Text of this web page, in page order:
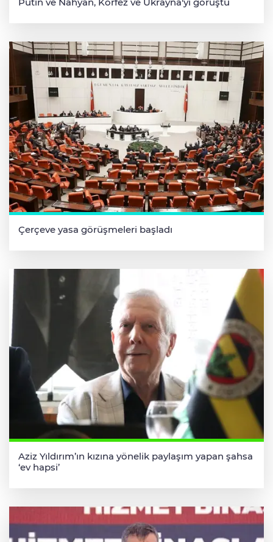
Çerçeve yasa görüşmeleri başladı
Aziz Yıldırım’ın kızına yönelik paylaşım yapan şahsa
‘ev hapsi’